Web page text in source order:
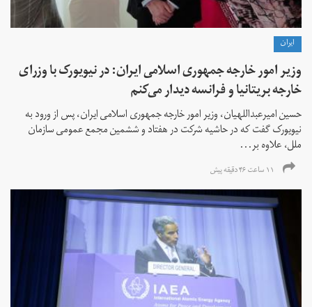
ايران
وزیر امور خارجه جمهوری اسلامی ایران: در نیویورک با وزرای
خارجه بریتانیا و فرانسه دیدار می‌کنم
حسین امیرعبداللهیان، وزیر امور خارجه جمهوری اسلامی ایران، پس از ورود به
نیویورک گفت که در حاشیه شرکت در هفتاد و ششمین مجمع عمومی سازمان
ملل، علاوه بر...
۱۱ ساعت ۴۶ دقیقه پیش